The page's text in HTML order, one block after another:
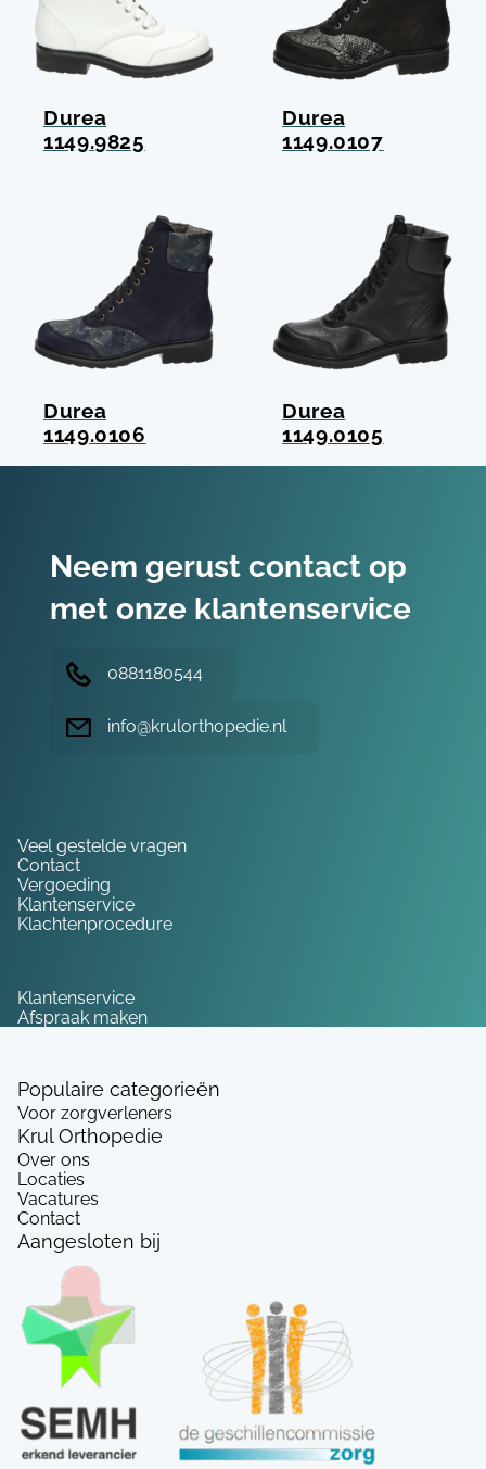
Durea
1149.9825
Durea
1149.0107
Durea
1149.0106
Durea
1149.0105
Neem gerust contact op
met onze klantenservice
0881180544
info@krulorthopedie.nl
Veel gestelde vragen
Contact
Vergoeding
Klantenservice
Klachtenprocedure
Klantenservice
Afspraak maken
Populaire categorieën
Voor zorgverleners
Krul Orthopedie
Over ons
Locaties
Vacatures
Contact
Aangesloten bij